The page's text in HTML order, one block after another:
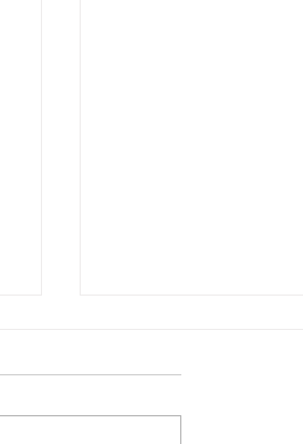
方での新盆参りがあるた